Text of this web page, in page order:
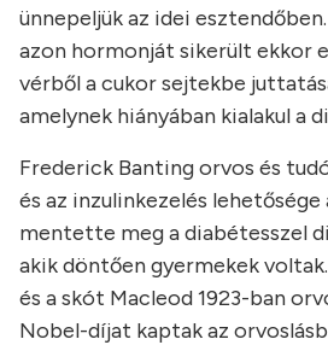
ünnepeljük az idei
azon hormonját sikerült ekkor
vérből a cukor sejtekbe
amelynek hiányában kialakul a
Frederick Banting orvos és
és az inzulinkezelés
mentette meg a diabétesszel
akik döntően gyermekek
és a skót Macleod 1923-ban
Nobel-díjat kaptak az